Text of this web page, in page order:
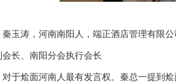
涛，河南南阳人，端正酒店管理有限公
会长、南阳分会执行会长
烩面河南人最有发言权。秦总一提到烩